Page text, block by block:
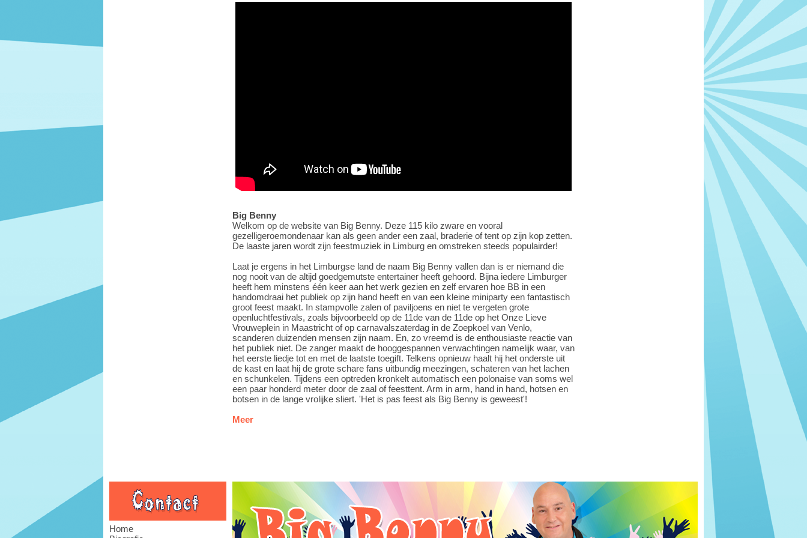
Big Benny
Welkom op de website van Big Benny. Deze 115 kilo zware en vooral
gezelligeroemondenaar kan als geen ander een zaal, braderie of tent op zijn kop zetten.
De laaste jaren wordt zijn feestmuziek in Limburg en omstreken steeds populairder!
Laat je ergens in het Limburgse land de naam Big Benny vallen dan is er niemand die
nog nooit van de altijd goedgemutste entertainer heeft gehoord. Bijna iedere Limburger
heeft hem minstens één keer aan het werk gezien en zelf ervaren hoe BB in een
handomdraai het publiek op zijn hand heeft en van een kleine miniparty een fantastisch
groot feest maakt. In stampvolle zalen of paviljoens en niet te vergeten grote
openluchtfestivals, zoals bijvoorbeeld op de 11de van de 11de op het Onze Lieve
Vrouweplein in Maastricht of op carnavalszaterdag in de Zoepkoel van Venlo,
scanderen duizenden mensen zijn naam. En, zo vreemd is de enthousiaste reactie van
het publiek niet. De zanger maakt de hooggespannen verwachtingen namelijk waar, van
het eerste liedje tot en met de laatste toegift. Telkens opnieuw haalt hij het onderste uit
de kast en laat hij de grote schare fans uitbundig meezingen, schateren van het lachen
en schunkelen. Tijdens een optreden kronkelt automatisch een polonaise van soms wel
een paar honderd meter door de zaal of feesttent. Arm in arm, hand in hand, hotsen en
botsen in de lange vrolijke sliert. 'Het is pas feest als Big Benny is geweest'!
Meer
Home